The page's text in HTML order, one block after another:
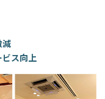
減
ス向上